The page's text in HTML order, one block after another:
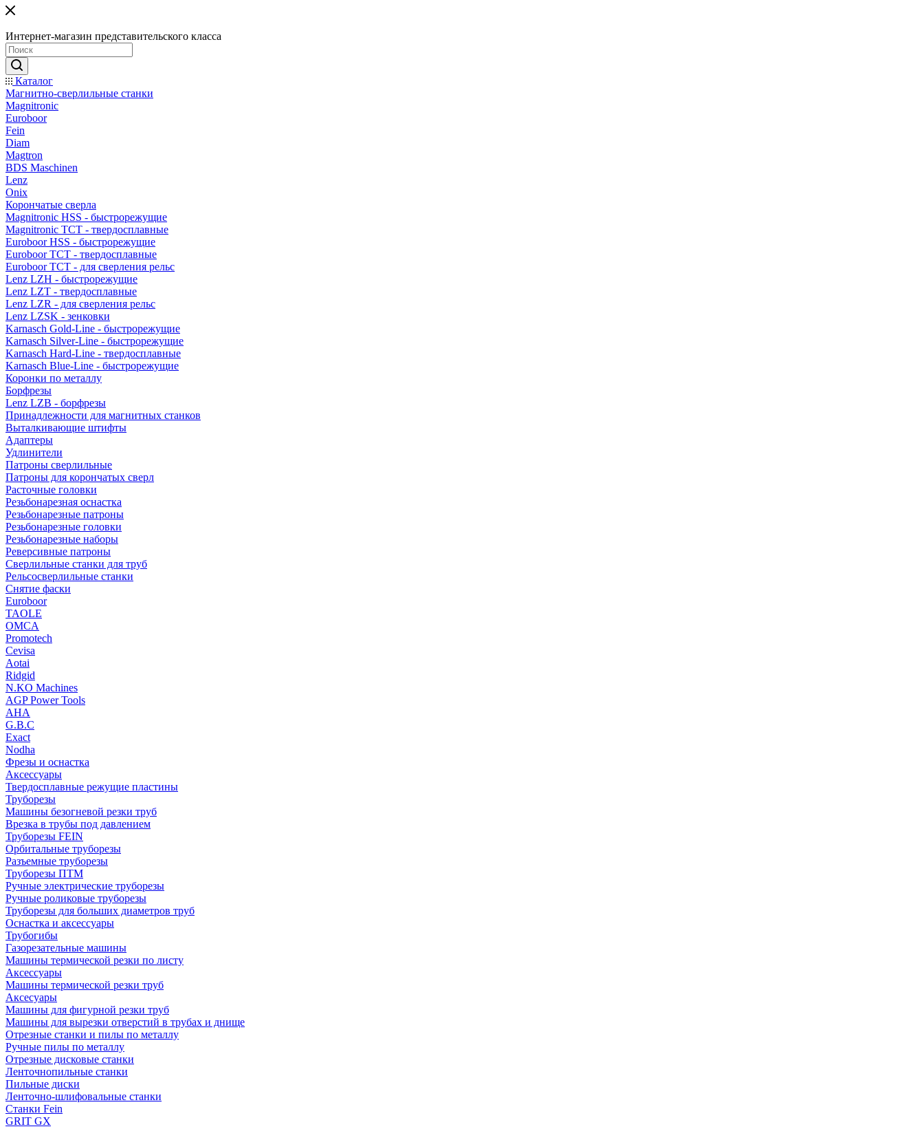
Интернет-магазин представительского класса
Каталог
Магнитно-сверлильные станки
Magnitronic
Euroboor
Fein
Diam
Magtron
BDS Maschinen
Lenz
Onix
Корончатые сверла
Magnitronic HSS - быстрорежущие
Magnitronic TCT - твердосплавные
Euroboor HSS - быстрорежущие
Euroboor TCT - твердосплавные
Euroboor TCT - для сверления рельс
Lenz LZH - быстрорежущие
Lenz LZT - твердосплавные
Lenz LZR - для сверления рельс
Lenz LZSK - зенковки
Karnasch Gold-Line - быстрорежущие
Karnasch Silver-Line - быстрорежущие
Karnasch Hard-Line - твердосплавные
Karnasch Blue-Line - быстрорежущие
Коронки по металлу
Борфрезы
Lenz LZB - борфрезы
Принадлежности для магнитных станков
Выталкивающие штифты
Адаптеры
Удлинители
Патроны сверлильные
Патроны для корончатых сверл
Расточные головки
Резьбонарезная оснастка
Резьбонарезные патроны
Резьбонарезные головки
Резьбонарезные наборы
Реверсивные патроны
Сверлильные станки для труб
Рельсосверлильные станки
Снятие фаски
Euroboor
TAOLE
OMCA
Promotech
Cevisa
Aotai
Ridgid
N.KO Machines
AGP Power Tools
AHA
G.B.C
Exact
Nodha
Фрезы и оснастка
Аксессуары
Твердосплавные режущие пластины
Труборезы
Машины безогневой резки труб
Врезка в трубы под давлением
Труборезы FEIN
Орбитальные труборезы
Разъемные труборезы
Труборезы ПТМ
Ручные электрические труборезы
Ручные роликовые труборезы
Труборезы для больших диаметров труб
Оснастка и аксессуары
Трубогибы
Газорезательные машины
Машины термической резки по листу
Аксессуары
Машины термической резки труб
Аксесуары
Машины для фигурной резки труб
Машины для вырезки отверстий в трубах и днище
Отрезные станки и пилы по металлу
Ручные пилы по металлу
Отрезные дисковые станки
Ленточнопильные станки
Пильные диски
Ленточно-шлифовальные станки
Станки Fein
GRIT GX